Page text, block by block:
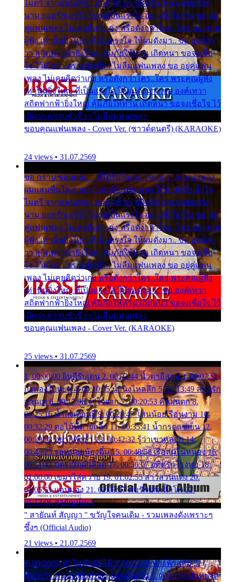
ไมตรี จากแฟนเพลง ทุกทุกที่ ปราณีหลั่งไหล ผมขอฝาก
นาม ยอดรักเอาไว้ โปรดเป็นแรงใจ อย่างนี้เรื่อยไป ขอ อยู่
คู่แฟนเพลง ไม่เคยคิดว่าเก่ง หรือดังกว่าใคร..ใคร พระคุณ
ผู้ฟัง เท่านั้นยิ่งใหญ่ ที่เป็นแรงใจ ให้ผมดังมา.. ขอ องค์เท
วา สถิตฟากฟ้ายิ่งใหญ่ คุ้มภัยให้ท่าน เถิดหนา ขอจงเชื่อ
ใจ ไว้เถิดว่า ตราบชั่วชีวา ไม่ลืมแฟนเพลง ขอ อยู่คู่แฟน
เพลง ไม่เคยคิดว่าเก่ง หรือดังกว่าใคร..ใคร พระคุณผู้ฟัง
เท่านั้นยิ่งใหญ่ ที่เป็นแรงใจ ให้ผมดังมา.. ขอ องค์เทวา
สถิตฟากฟ้ายิ่งใหญ่ คุ้มภัยให้ท่าน เถิดหนา ขอจงเชื่อใจ ไว้
เถิดว่า ตราบชั่วชีวา ไม่ลืมแฟนเพลง
ขอบคุณแฟนเพลง - Cover Ver. (ซาวด์ดนตรี) (KARAOKE)
24 views • 31.07.2569
ขอ กราบ ขอบคุณ.... ที่ได้รับไออุ่น การุณ จากแฟน เพลง
ผมแสนชื่นใจ หายวังเวง เมื่อแฟนเพลง ให้กำลังใจ น้ำใจ
ไมตรี จากแฟนเพลง ทุกทุกที่ ปราณีหลั่งไหล ผมขอฝาก
นาม ยอดรักเอาไว้ โปรดเป็นแรงใจ อย่างนี้เรื่อยไป ขอ อยู่
คู่แฟนเพลง ไม่เคยคิดว่าเก่ง หรือดังกว่าใคร..ใคร พระคุณ
ผู้ฟัง เท่านั้นยิ่งใหญ่ ที่เป็นแรงใจ ให้ผมดังมา.. ขอ องค์เท
วา สถิตฟากฟ้ายิ่งใหญ่ คุ้มภัยให้ท่าน เถิดหนา ขอจงเชื่อ
ใจ ไว้เถิดว่า ตราบชั่วชีวา ไม่ลืมแฟนเพลง ขอ อยู่คู่แฟน
เพลง ไม่เคยคิดว่าเก่ง หรือดังกว่าใคร..ใคร พระคุณผู้ฟัง
เท่านั้นยิ่งใหญ่ ที่เป็นแรงใจ ให้ผมดังมา.. ขอ องค์เทวา
สถิตฟากฟ้ายิ่งใหญ่ คุ้มภัยให้ท่าน เถิดหนา ขอจงเชื่อใจ ไว้
เถิดว่า ตราบชั่วชีวา ไม่ลืมแฟนเพลง
ขอบคุณแฟนเพลง - Cover Ver. (KARAOKE)
25 views • 31.07.2569
1. 00:00:00 ยินดีรับเดน 2. 00:03:44 น้ำตาอีสาน 3. 00:07:51
กิ่งทองใบหยก 4. 00:10:35 น้ำนิ่งไหลลึก 5. 00:13:49 ลานรัก
ลานเท 6. 00:17:06 จำใจจาก 7. 00:20:53 คืนฝนตก 8.
00:25:16 น้ำลงเดือนยี่ 9. 00:28:47 โสนน้อยเรือนงาม 10.
00:32:29 ตอไม้ที่ตายแล้ว 11. 00:35:41 น้ำกรดแช่เย็น 12.
00:39:08 อยากฟังซ้ำ 13. 00:42:32 รู้ว่าเขาหลอก 14.
00:45:25 รอหน่อยน้องติ๋ม 15. 00:48:56 เรือล่มในหนอง 16.
00:51:43 บัตรเชิญสีเลือด 17. 00:56:07 อดีตรักโรงทอ 18.
01:00:00 เขมรไล่ควาย 19. 01:02:55 สาวสวนแตง 20.
01:05:51 แอบมอง 21. 01:09:27 พบรักปากน้ำโพ 22.
01:13:06 สายัณห์เมา
" สายัณห์ สัญญา " ขวัญใจคนเดิม - รวมเพลงดังเพราะๆ
ซึ้งๆ (Official Audio)
21 views • 21.07.2569
1. 00:00:00 ทำไมทำฉันได้ 2. 00:03:20 นางฟ้าสลัม 3.
00:06:50 คน 4. 00:10:36 บุญเหลือเกิน 5. 00:13:58 ฝนหยาด